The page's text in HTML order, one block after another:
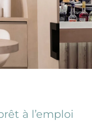
à l’emploi